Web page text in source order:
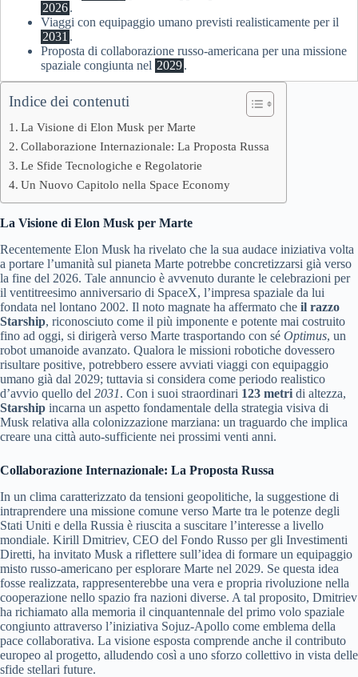
2026.
Viaggi con equipaggio umano previsti realisticamente per il
2031 .
Proposta di collaborazione russo-americana per una missione
spaziale congiunta nel 2029.
Indice dei contenuti
La Visione di Elon Musk per Marte
Collaborazione Internazionale: La Proposta Russa
Le Sfide Tecnologiche e Regolatorie
Un Nuovo Capitolo nella Space Economy
La Visione di Elon Musk per Marte
Recentemente Elon Musk ha rivelato che la sua audace iniziativa volta
a portare l’umanità sul pianeta Marte potrebbe concretizzarsi già verso
la fine del 2026. Tale annuncio è avvenuto durante le celebrazioni per
il ventitreesimo anniversario di SpaceX, l’impresa spaziale da lui
fondata nel lontano 2002. Il noto magnate ha affermato che il razzo
Starship, riconosciuto come il più imponente e potente mai costruito
fino ad oggi, si dirigerà verso Marte trasportando con sé Optimus, un
robot umanoide avanzato. Qualora le missioni robotiche dovessero
risultare positive, potrebbero essere avviati viaggi con equipaggio
umano già dal 2029; tuttavia si considera come periodo realistico
d’avvio quello del 2031. Con i suoi straordinari 123 metri di altezza,
Starship incarna un aspetto fondamentale della strategia visiva di
Musk relativa alla colonizzazione marziana: un traguardo che implica
creare una città auto-sufficiente nei prossimi venti anni.
Collaborazione Internazionale: La Proposta Russa
In un clima caratterizzato da tensioni geopolitiche, la suggestione di
intraprendere una missione comune verso Marte tra le potenze degli
Stati Uniti e della Russia è riuscita a suscitare l’interesse a livello
mondiale. Kirill Dmitriev, CEO del Fondo Russo per gli Investimenti
Diretti, ha invitato Musk a riflettere sull’idea di formare un equipaggio
misto russo-americano per esplorare Marte nel 2029. Se questa idea
fosse realizzata, rappresenterebbe una vera e propria rivoluzione nella
cooperazione nello spazio fra nazioni diverse. A tal proposito, Dmitriev
ha richiamato alla memoria il cinquantennale del primo volo spaziale
congiunto attraverso l’iniziativa Sojuz-Apollo come emblema della
pace collaborativa. La visione esposta comprende anche il contributo
europeo al progetto, alludendo così a uno sforzo collettivo in vista delle
sfide stellari future.